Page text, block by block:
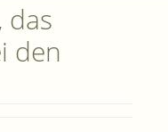
das
den